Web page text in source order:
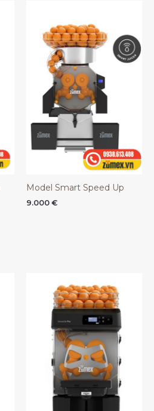
Model Smart Speed Up
9.000 €